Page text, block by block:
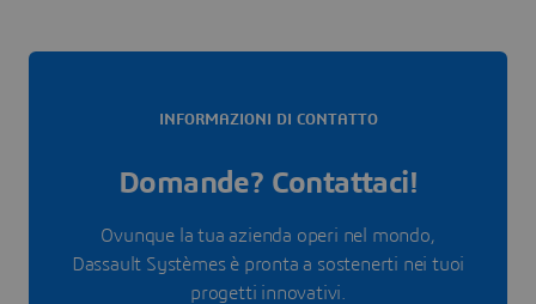
INFORMAZIONI DI CONTATTO
Domande? Contattaci!
Ovunque la tua azienda operi nel mondo,
Dassault Systèmes è pronta a sostenerti nei tuoi
progetti innovativi.